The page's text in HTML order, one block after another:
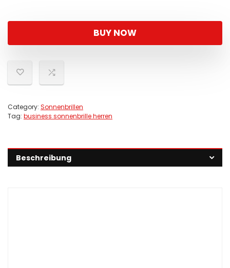
BUY NOW
Category: Sonnenbrillen
Tag: business sonnenbrille herren
Beschreibung